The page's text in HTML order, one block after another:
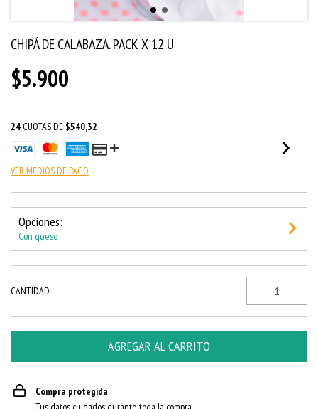
CHIPÁ DE CALABAZA. PACK X 12 U
$5.900
24 CUOTAS DE $540,32
VER MEDIOS DE PAGO
Opciones:
Con queso
CANTIDAD
Compra protegida